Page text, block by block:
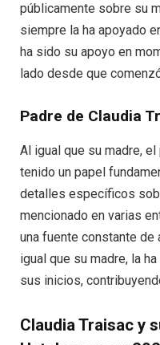
públicamente sobre su
siempre la ha apoyado
ha sido su apoyo en
lado desde que
Padre de Claudia
Al igual que su madre,
tenido un papel
detalles específicos
mencionado en varias
una fuente constante de
igual que su madre, la
sus inicios,
Claudia Traisac y